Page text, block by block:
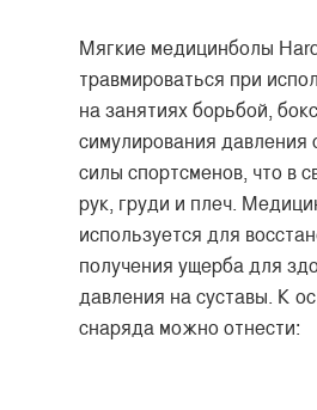
Мягкие медицинболы
травмироваться при
на занятиях борьбой,
симулирования давления
силы спортсменов, что в
рук, груди и плеч.
используется для
получения ущерба для
давления на суставы. К
снаряда можно отнести: